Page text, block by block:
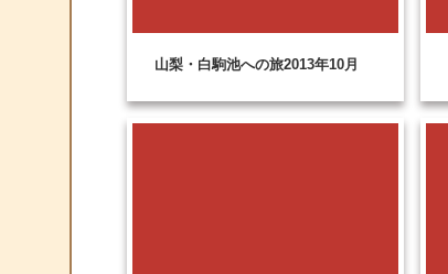
山梨・白駒池への旅2013年10月